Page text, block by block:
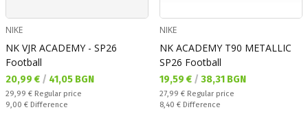
NIKE
NK VJR ACADEMY - SP26
Football
Текуща цена:
20,99 € / 41,05 BGN
Regular price:
29,99 € Regular price
Спестявате:
9,00 € Difference
NIKE
NK ACADEMY T90 METALLIC
SP26 Football
Текуща цена:
19,59 € / 38,31 BGN
Regular price:
27,99 € Regular price
Спестявате:
8,40 € Difference